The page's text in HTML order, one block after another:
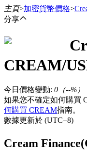
主頁>加密貨幣價格>
分享
CREAM/
今日價格變動: 0 （--%）
如果您不確定如何購買
何購買 CREAM指南。
數據更新於 (UTC+8)
Cream